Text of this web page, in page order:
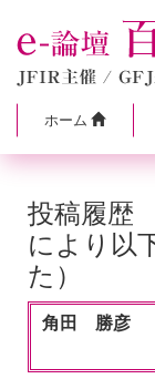
ホーム
投稿履歴
により以
た）
角田 勝彦 （